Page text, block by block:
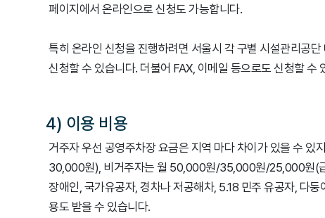
페이지에서 온라인으로 신청도 가능합니다.
특히 온라인 신청을 진행하려면 서울시 각 구별 시설관리공
신청할 수 있습니다. 더불어 FAX, 이메일 등으로도 신청할 수
4) 이용 비용
거주자 우선 공영주차장 요금은 지역 마다 차이가 있을 수
30,000원), 비거주자는 월 50,000원/35,000원/25,000원(
장애인, 국가유공자, 경차나 저공해차, 5.18 민주 유공자, 다
용도 받을 수 있습니다.